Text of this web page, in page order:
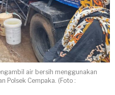
air bersih menggunakan
Polsek Cempaka. (Foto :